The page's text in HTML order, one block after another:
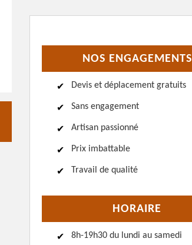
NOS ENGAGEMENTS
Devis et déplacement gratuits
Sans engagement
Artisan passionné
Prix imbattable
Travail de qualité
HORAIRE
8h-19h30 du lundi au samedi